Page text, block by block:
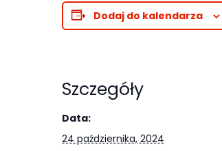
Dodaj do kalendarza
Szczegóły
Data:
24 października, 2024
Doświadczenie
Aby nasza